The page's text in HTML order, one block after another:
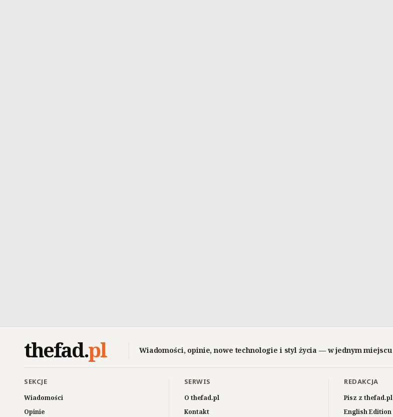
thefad.pl Wiadomości, opinie, nowe technologie i styl życia — w jednym miejscu
SEKCJE
Wiadomości
Opinie
SERWIS
O thefad.pl
Kontakt
REDAKCJA
Pisz z thefad.pl
English Edition